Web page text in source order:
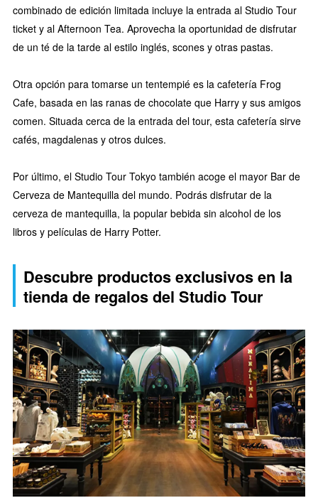
combinado de edición limitada incluye la entrada al Studio Tour
ticket y al Afternoon Tea. Aprovecha la oportunidad de disfrutar
de un té de la tarde al estilo inglés, scones y otras pastas.
Otra opción para tomarse un tentempié es la cafetería Frog
Cafe, basada en las ranas de chocolate que Harry y sus amigos
comen. Situada cerca de la entrada del tour, esta cafetería sirve
cafés, magdalenas y otros dulces.
Por último, el Studio Tour Tokyo también acoge el mayor Bar de
Cerveza de Mantequilla del mundo. Podrás disfrutar de la
cerveza de mantequilla, la popular bebida sin alcohol de los
libros y películas de Harry Potter.
Descubre productos exclusivos en la
tienda de regalos del Studio Tour